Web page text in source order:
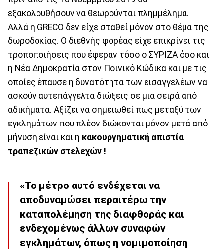
εξακολουθήσουν να θεωρούνται πλημμέλημα.
Αλλά η GRECO δεν είχε σταθεί μόνον στο θέμα της
δωροδοκίας. Ο διεθνής φορέας είχε επικρίνει τις
τροποποιήσεις που έφεραν τόσο ο ΣΥΡΙΖΑ όσο και
η Νέα Δημοκρατία στον Ποινικό Κώδικα και με τις
οποίες έπαυσε η δυνατότητα των εισαγγελέων να
ασκούν αυτεπάγγελτα διώξεις σε μια σειρά από
αδικήματα. Αξίζει να σημειωθεί πως μεταξύ των
εγκλημάτων που πλέον διώκονται μόνον μετά από
μήνυση είναι και η κακουργηματική απιστία
τραπεζικών στελεχών !
«Το μέτρο αυτό ενδέχεται να
αποδυναμώσει περαιτέρω την
καταπολέμηση της διαφθοράς και
ενδεχομένως άλλων συναφών
εγκλημάτων, όπως η νομιμοποίηση